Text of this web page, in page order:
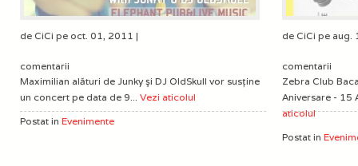
de CiCi pe oct. 01, 2011 |
comentarii
Maximilian alături de Junky şi DJ OldSkull vor susţine
un concert pe data de 9... Vezi aticolul
Postat in Evenimente
de CiCi pe aug.
comentarii
Zebra Club
Aniversare - 15
aticolul
Postat in